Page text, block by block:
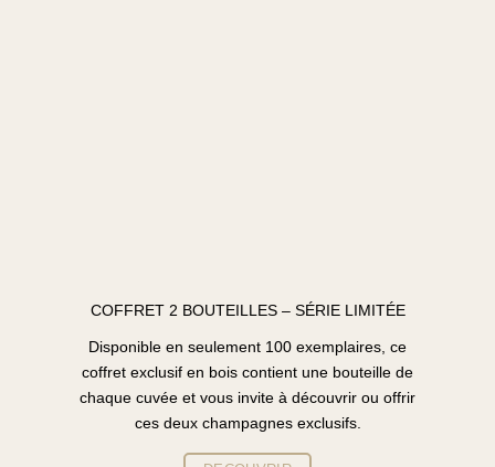
COFFRET 2 BOUTEILLES – SÉRIE LIMITÉE
Disponible en seulement 100 exemplaires, ce
coffret exclusif en bois contient une bouteille de
chaque cuvée et vous invite à découvrir ou offrir
ces deux champagnes exclusifs.